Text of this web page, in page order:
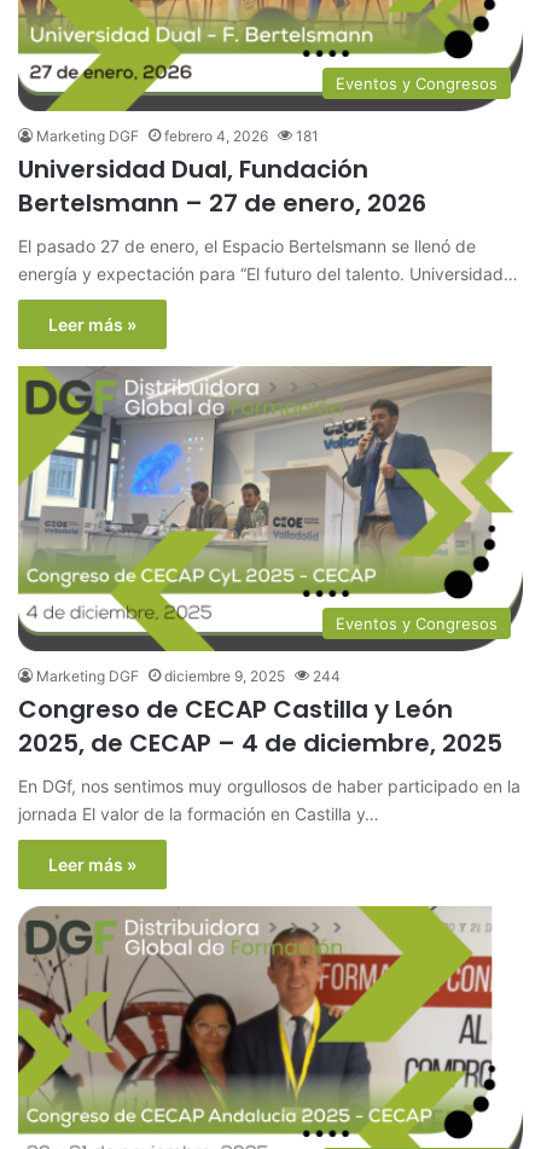
Eventos y Congresos
Marketing DGF febrero 4, 2026 181
Universidad Dual, Fundación
Bertelsmann – 27 de enero, 2026
El pasado 27 de enero, el Espacio Bertelsmann se llenó de
energía y expectación para “El futuro del talento. Universidad…
Leer más »
Eventos y Congresos
Marketing DGF diciembre 9, 2025 244
Congreso de CECAP Castilla y León
2025, de CECAP – 4 de diciembre, 2025
En DGf, nos sentimos muy orgullosos de haber participado en la
jornada El valor de la formación en Castilla y…
Leer más »